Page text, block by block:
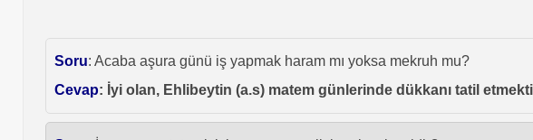
Soru: Acaba aşura günü iş yapmak haram mı yoksa mekruh mu?
Cevap: İyi olan, Ehlibeytin (a.s) matem günlerinde dükkanı tatil